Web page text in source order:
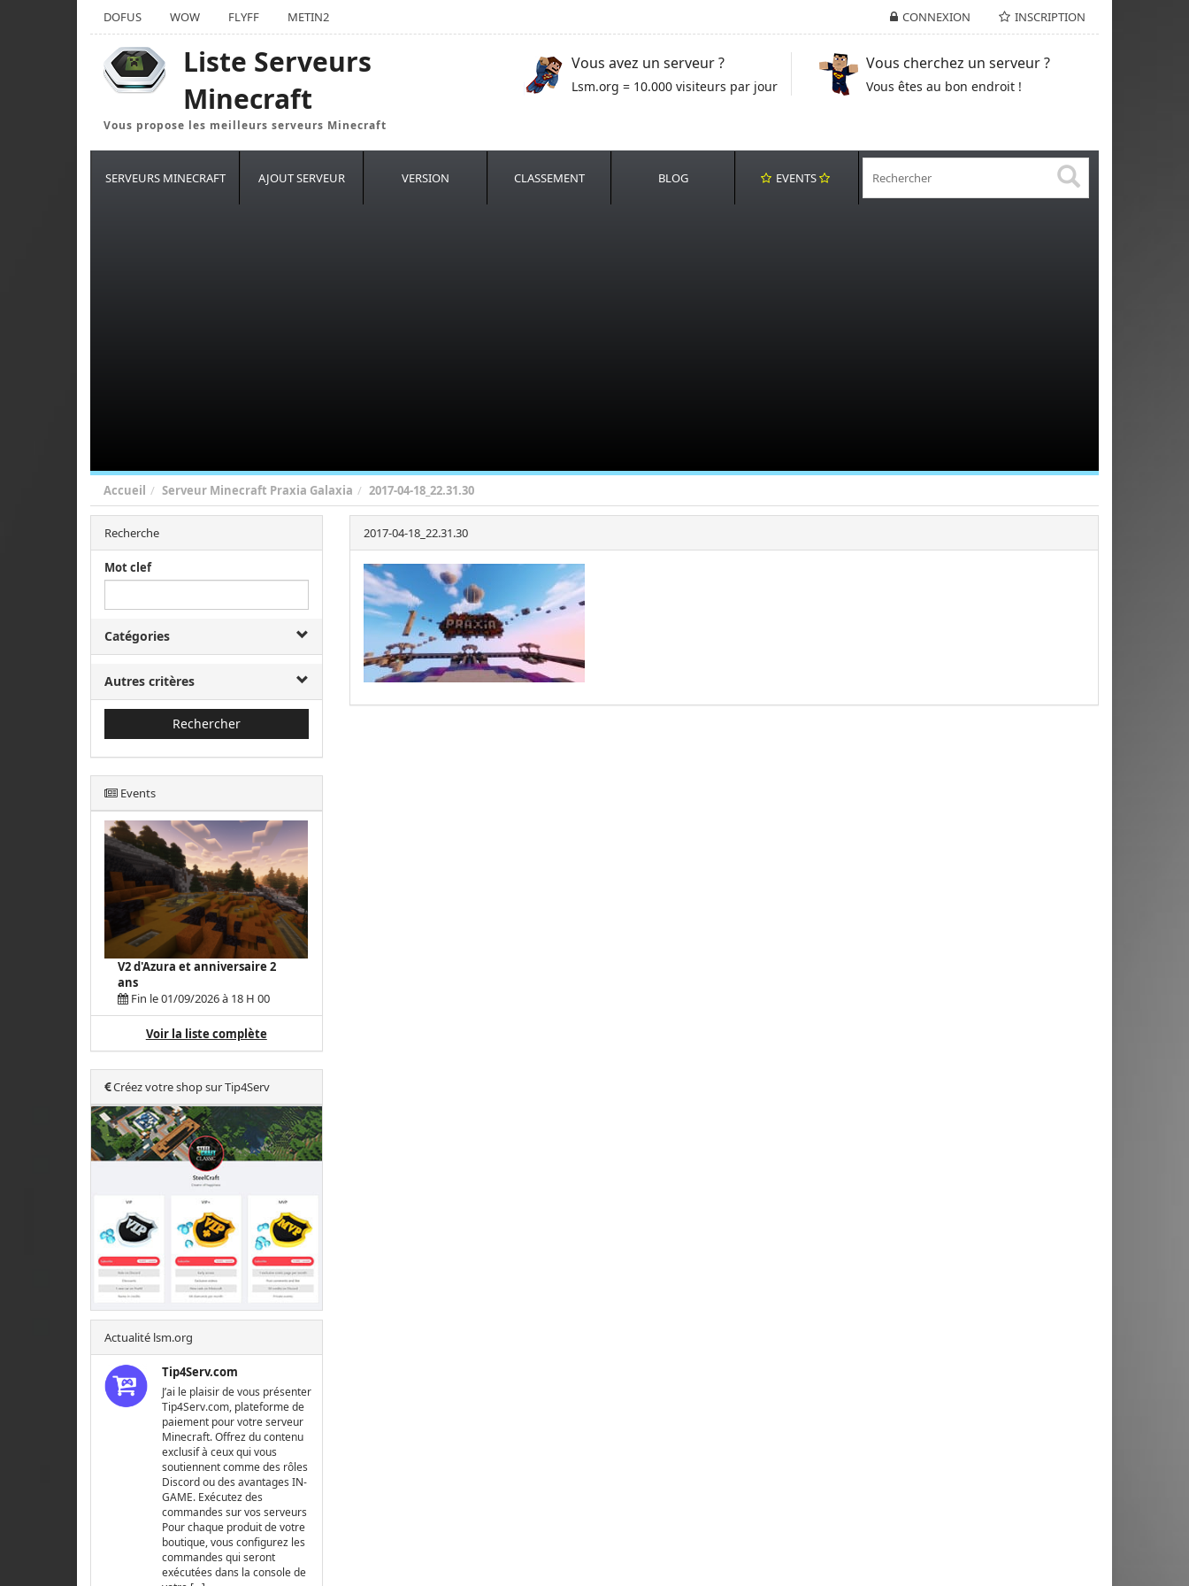
CONNEXION INSCRIPTION
DOFUS WOW FLYFF METIN2
Liste Serveurs
Minecraft
Vous propose les meilleurs serveurs Minecraft
Vous avez un serveur ?
Lsm.org = 10.000 visiteurs par jour
Vous cherchez un serveur ?
Vous êtes au bon endroit !
SERVEURS MINECRAFT AJOUT SERVEUR VERSION CLASSEMENT BLOG EVENTS
Accueil Serveur Minecraft Praxia Galaxia 2017-04-18_22.31.30
Recherche
Mot clef
Catégories
Autres critères
Rechercher
Events
V2 d'Azura et anniversaire 2
ans
Fin le 01/09/2026 à 18 H 00
Voir la liste complète
Créez votre shop sur Tip4Serv
Actualité lsm.org
Tip4Serv.com
J’ai le plaisir de vous présenter
Tip4Serv.com, plateforme de
paiement pour votre serveur
Minecraft. Offrez du contenu
exclusif à ceux qui vous
soutiennent comme des rôles
Discord ou des avantages IN-
GAME. Exécutez des
commandes sur vos serveurs
Pour chaque produit de votre
boutique, vous configurez les
commandes qui seront
exécutées dans la console de
2017-04-18_22.31.30